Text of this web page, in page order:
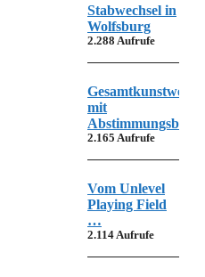
Stabwechsel in
Wolfsburg
2.288 Aufrufe
Gesamtkunstwerk
mit
Abstimmungsbedarf
2.165 Aufrufe
Vom Unlevel
Playing Field
…
2.114 Aufrufe